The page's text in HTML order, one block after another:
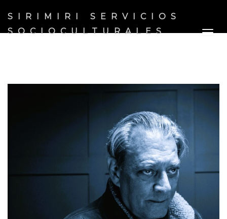
SIRIMIRI SERVICIOS
SOCIOCULTURALES